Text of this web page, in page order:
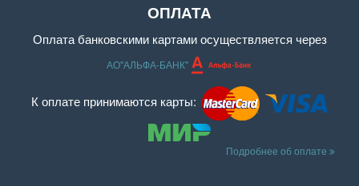
ОПЛАТА
Оплата банковскими картами осуществляется через
АО"АЛЬФА-БАНК"
К оплате принимаются карты:
Подробнее об оплате